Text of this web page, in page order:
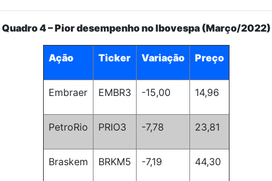
Quadro 4 – Pior desempenho no Ibovespa (Março/2022)
Ação Ticker Variação Preço
Embraer EMBR3 -15,00 14,96
PetroRio PRIO3 -7,78 23,81
Braskem BRKM5 -7,19 44,30